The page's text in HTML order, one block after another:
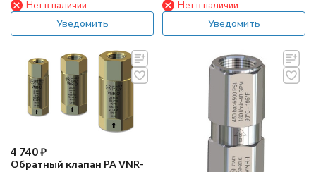
мин, лат)
Нет в наличии
Уведомить
мин, нерж)
Нет в наличии
Уведомить
4 740₽
Обратный клапан PA VNR-